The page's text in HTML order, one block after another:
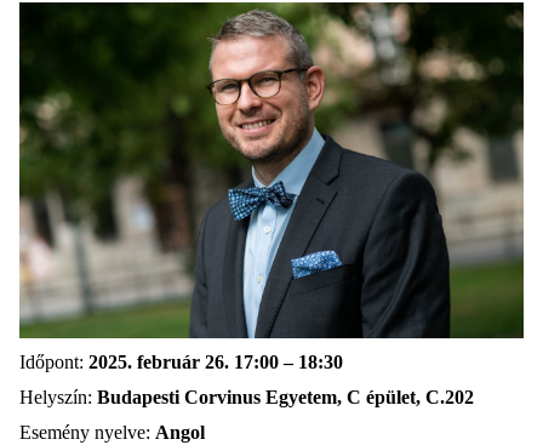
Időpont: 2025. február 26. 17:00 – 18:30
Helyszín: Budapesti Corvinus Egyetem, C épület, C.202
Esemény nyelve: Angol